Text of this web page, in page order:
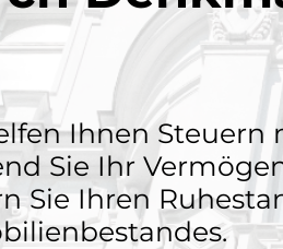
Ihnen
Sie Ihr
Sie Ihren